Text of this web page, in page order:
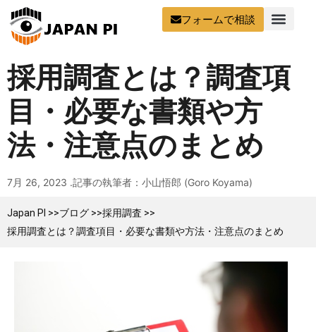
フォームで相談
採用調査とは？調査項
目・必要な書類や方
法・注意点のまとめ
7月 26, 2023 .記事の執筆者：小山悟郎 (Goro Koyama)
Japan PI >>ブログ >>採用調査 >>
採用調査とは？調査項目・必要な書類や方法・注意点のまとめ